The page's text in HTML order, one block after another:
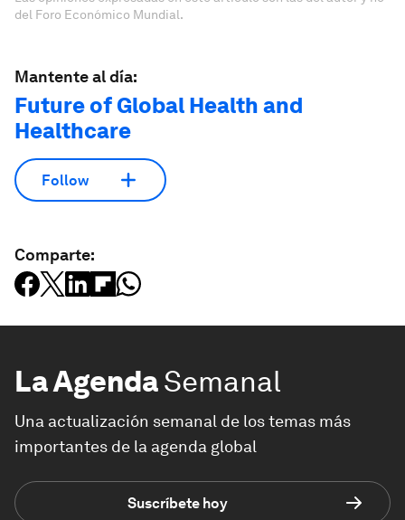
del Foro Económico Mundial.
Mantente al día:
Future of Global Health and
Healthcare
Follow
Comparte:
La AgendaSemanal
Una actualización semanal de los temas más
importantes de la agenda global
Suscríbete hoy